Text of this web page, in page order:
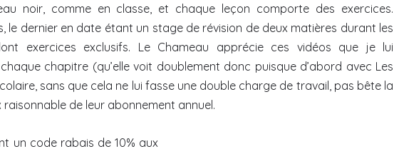
noir, comme en classe, et chaque leçon comporte des exercices.
le dernier en date étant un stage de révision de deux matières durant les
exercices exclusifs. Le Chameau apprécie ces vidéos que je lui
chapitre (qu’elle voit doublement donc puisque d’abord avec Les
sans que cela ne lui fasse une double charge de travail, pas bête la
raisonnable de leur abonnement annuel.
un code rabais de 10% aux